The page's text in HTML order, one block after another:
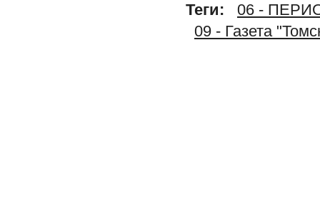
Теги:
06 -
09 - Газета